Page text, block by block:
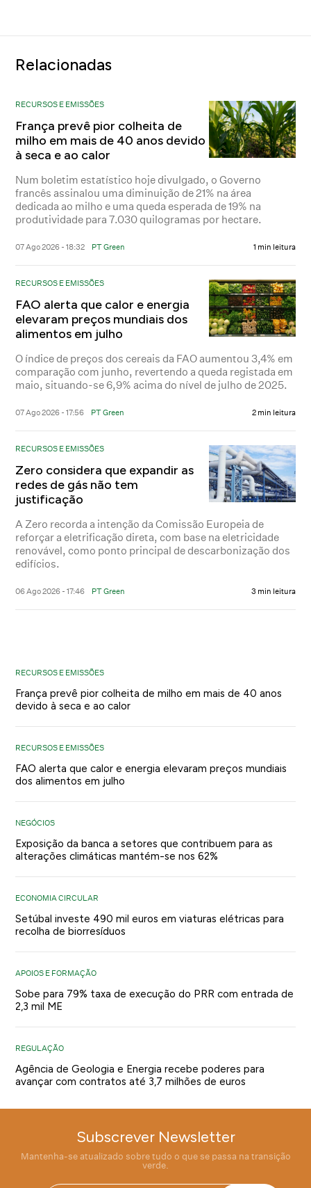
Relacionadas
RECURSOS E EMISSÕES
França prevê pior colheita de
milho em mais de 40 anos devido
à seca e ao calor
Num boletim estatístico hoje divulgado, o Governo
francês assinalou uma diminuição de 21% na área
dedicada ao milho e uma queda esperada de 19% na
produtividade para 7.030 quilogramas por hectare.
07 Ago 2026 - 18:32 PT Green 1 min leitura
RECURSOS E EMISSÕES
FAO alerta que calor e energia
elevaram preços mundiais dos
alimentos em julho
O índice de preços dos cereais da FAO aumentou 3,4% em
comparação com junho, revertendo a queda registada em
maio, situando-se 6,9% acima do nível de julho de 2025.
07 Ago 2026 - 17:56 PT Green 2 min leitura
RECURSOS E EMISSÕES
Zero considera que expandir as
redes de gás não tem
justificação
A Zero recorda a intenção da Comissão Europeia de
reforçar a eletrificação direta, com base na eletricidade
renovável, como ponto principal de descarbonização dos
edifícios.
06 Ago 2026 - 17:46 PT Green 3 min leitura
RECURSOS E EMISSÕES
França prevê pior colheita de milho em mais de 40 anos
devido à seca e ao calor
RECURSOS E EMISSÕES
FAO alerta que calor e energia elevaram preços mundiais
dos alimentos em julho
NEGÓCIOS
Exposição da banca a setores que contribuem para as
alterações climáticas mantém-se nos 62%
ECONOMIA CIRCULAR
Setúbal investe 490 mil euros em viaturas elétricas para
recolha de biorresíduos
APOIOS E FORMAÇÃO
Sobe para 79% taxa de execução do PRR com entrada de
2,3 mil ME
REGULAÇÃO
Agência de Geologia e Energia recebe poderes para
avançar com contratos até 3,7 milhões de euros
Subscrever Newsletter
Mantenha-se atualizado sobre tudo o que se passa na transição
verde.